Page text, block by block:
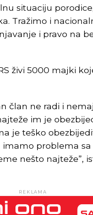
situaciju
Tražimo i
i pravo na
živi 5000 majki
član ne radi i
im je
je teško
imamo problema
nešto najteže”,
REKLAMA